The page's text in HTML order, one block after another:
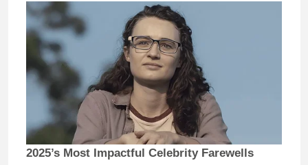
2025’s Most Impactful Celebrity Farewells